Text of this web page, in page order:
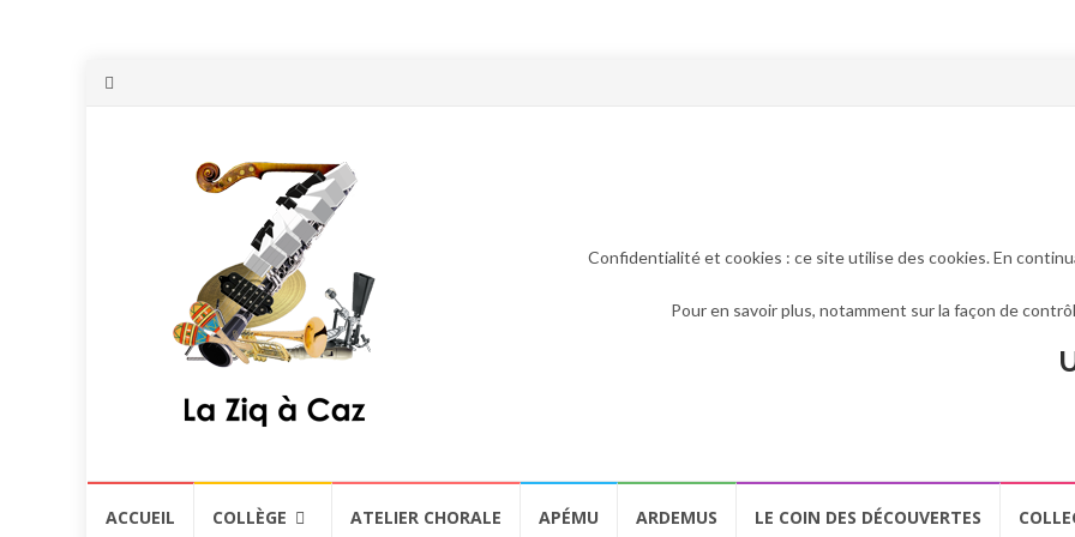
Confidentialité et cookies : ce site utilise des cookies. En
Pour en savoir plus, notamment sur la façon de
ACCUEIL COLLÈGE ATELIER CHORALE APÉMU ARDEMUS LE COIN DES DÉCOUVERTES